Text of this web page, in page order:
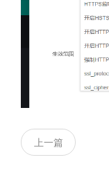
上一篇